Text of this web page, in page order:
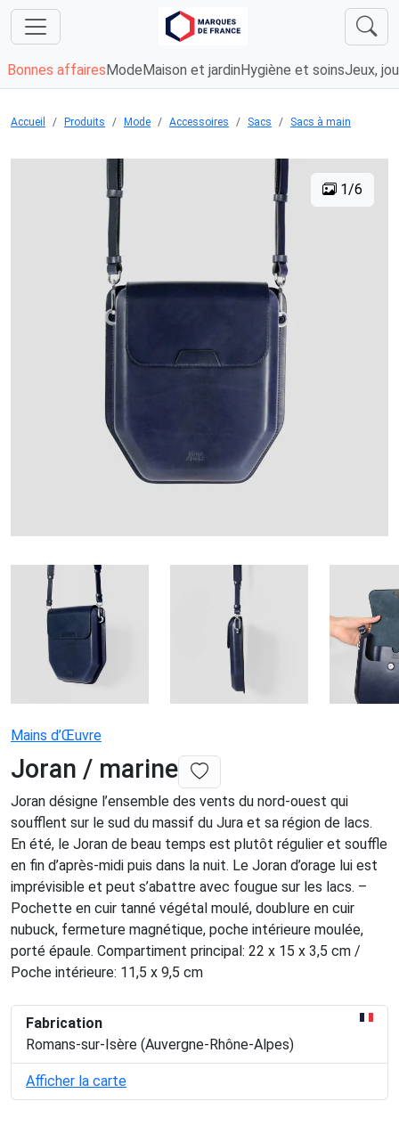
Bonnes affaires Mode Maison et jardin Hygiène et soinsJeux,
Accueil Produits Mode Accessoires Sacs Sacs à main
1/6
Mains d’Œuvre
Joran / marine
Joran désigne l’ensemble des vents du nord-ouest qui
soufflent sur le sud du massif du Jura et sa région de lacs.
En été, le Joran de beau temps est plutôt régulier et souffle
en fin d’après-midi puis dans la nuit. Le Joran d’orage lui est
imprévisible et peut s’abattre avec fougue sur les lacs. –
Pochette en cuir tanné végétal moulé, doublure en cuir
nubuck, fermeture magnétique, poche intérieure moulée,
porté épaule. Compartiment principal: 22 x 15 x 3,5 cm /
Poche intérieure: 11,5 x 9,5 cm
Fabrication
Romans-sur-Isère (Auvergne-Rhône-Alpes)
Afficher la carte